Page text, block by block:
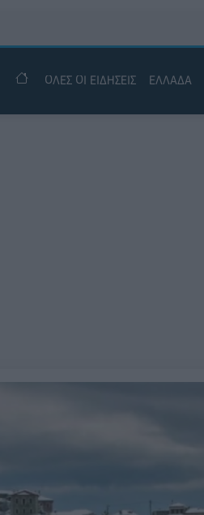
ΟΛΕΣ ΟΙ ΕΙΔΗΣΕΙΣ ΕΛΛΑΔΑ